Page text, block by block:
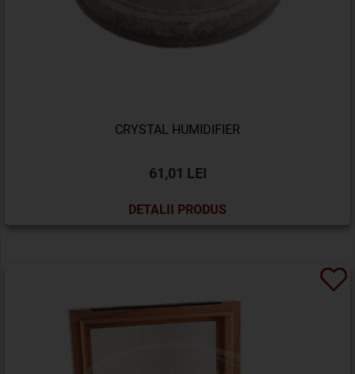
CRYSTAL HUMIDIFIER
61,01 LEI
DETALII PRODUS